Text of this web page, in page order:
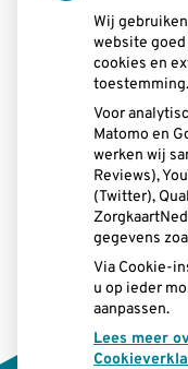
Maandag:
Woensdag:
Donderdag:
Wij
website goed
cookies en
toestemming.
Voor
Matomo en
werken wij
Reviews),
(Twitter),
gegevens
Via Cookie-
u op ieder
aanpassen.
Lees meer